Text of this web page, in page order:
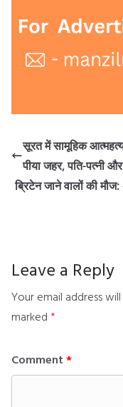
सूरत में सामूहिक
पीया जहर, पति-पत्नी
ब्रिटेन जाने वालों की मौज:
Leave a Reply
Your email address
marked *
Comment *